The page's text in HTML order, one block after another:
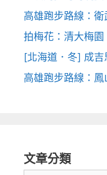
高雄跑步路線：
拍梅花：清大梅園
[北海道．冬] 成
高雄跑步路線：鳳
文章分類